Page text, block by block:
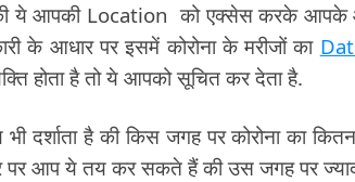
ये आपकी Location को एक्सेस करके आपके
के आधार पर इसमें कोरोना के मरीजों का
होता है तो ये आपको सूचित कर देता है.
दर्शाता है की किस जगह पर कोरोना का
पर आप ये तय कर सकते हैं की उस जगह पर